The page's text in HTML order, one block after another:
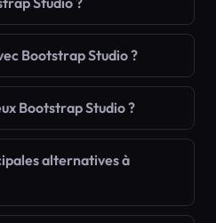
Bootstrap Studio ?
Bootstrap Studio ?
alternatives à